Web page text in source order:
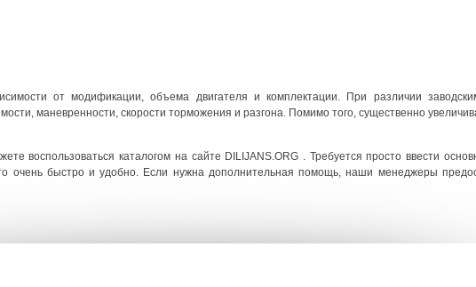
от модификации, объема двигателя и комплектации. При различии
маневренности, скорости торможения и разгона. Помимо того, существенно
воспользоваться каталогом на сайте DILIJANS.ORG . Требуется просто ввести
очень быстро и удобно. Если нужна дополнительная помощь, наши менеджеры